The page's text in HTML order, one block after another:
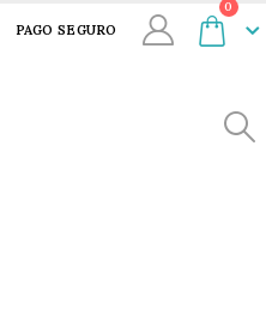
PAGO SEGURO
0